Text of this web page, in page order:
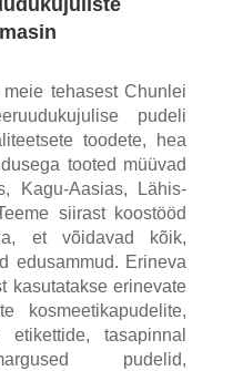
tehasest Chunlei
pudeli
toodete, hea
tooted müüvad
Kagu-Aasias, Lähis-
siirast koostööd
et võidavad kõik,
edusammud. Erineva
kasutatakse erinevate
kosmeetikapudelite,
etikettide, tasapinnal
pudelid,